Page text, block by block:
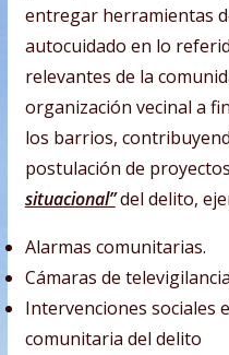
entregar herramientas
autocuidado en lo
relevantes de la
organización vecinal a
los barrios,
postulación de
situacional”del delito,
Alarmas comunitarias.
Cámaras de
Intervenciones sociales
comunitaria del delito